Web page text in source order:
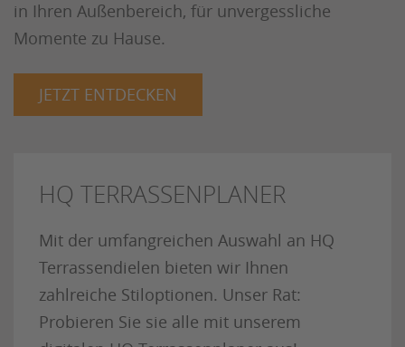
in Ihren Außenbereich, für unvergessliche
Momente zu Hause.
JETZT ENTDECKEN
HQ TERRASSENPLANER
Mit der umfangreichen Auswahl an HQ
Terrassendielen bieten wir Ihnen
zahlreiche Stiloptionen. Unser Rat:
Probieren Sie sie alle mit unserem